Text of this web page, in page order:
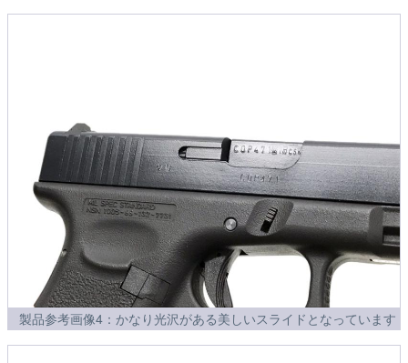
製品参考画像4：かなり光沢がある美しいスライドとなっています